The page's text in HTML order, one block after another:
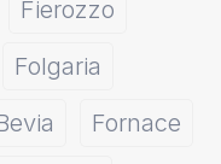
Fierozzo
Folgaria
Fornace